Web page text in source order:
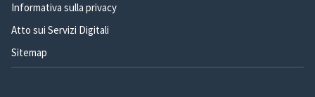
Informativa sulla privacy
Atto sui Servizi Digitali
Sitemap